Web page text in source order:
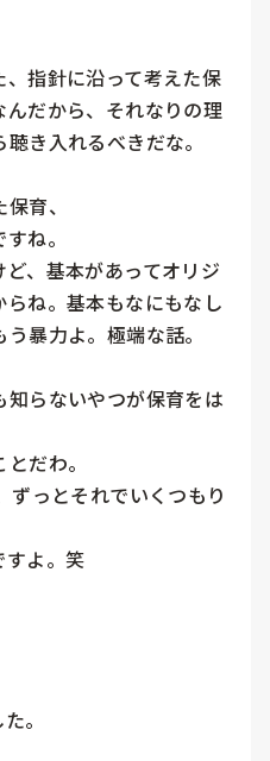
指針に沿って考えた保
だから、それなりの理
き入れるべきだな。
育、
ね。
、基本があってオリジ
ね。基本もなにもなし
暴力よ。極端な話。
らないやつが保育をは
だわ。
っとそれでいくつもり
すよ。笑
。